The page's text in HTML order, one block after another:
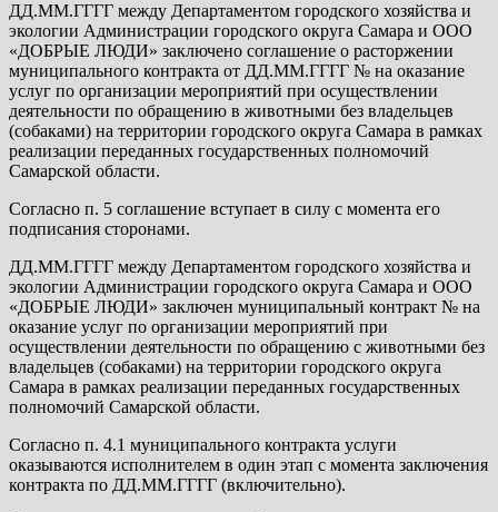
ДД.ММ.ГГГГ между Департаментом городского хозяйства и
экологии Администрации городского округа Самара и ООО
«ДОБРЫЕ ЛЮДИ» заключено соглашение о расторжении
муниципального контракта от ДД.ММ.ГГГГ № на оказание
услуг по организации мероприятий при осуществлении
деятельности по обращению в животными без владельцев
(собаками) на территории городского округа Самара в рамках
реализации переданных государственных полномочий
Самарской области.
Согласно п. 5 соглашение вступает в силу с момента его
подписания сторонами.
ДД.ММ.ГГГГ между Департаментом городского хозяйства и
экологии Администрации городского округа Самара и ООО
«ДОБРЫЕ ЛЮДИ» заключен муниципальный контракт № на
оказание услуг по организации мероприятий при
осуществлении деятельности по обращению с животными без
владельцев (собаками) на территории городского округа
Самара в рамках реализации переданных государственных
полномочий Самарской области.
Согласно п. 4.1 муниципального контракта услуги
оказываются исполнителем в один этап с момента заключения
контракта по ДД.ММ.ГГГГ (включительно).